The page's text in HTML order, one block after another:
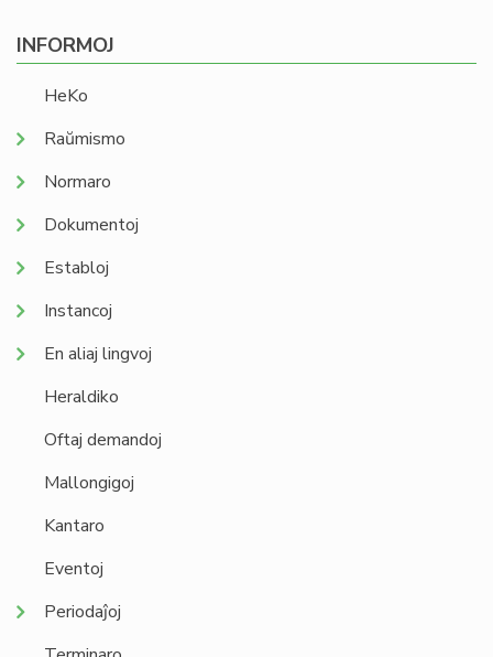
INFORMOJ
HeKo
Raŭmismo
Normaro
Dokumentoj
Establoj
Instancoj
En aliaj lingvoj
Heraldiko
Oftaj demandoj
Mallongigoj
Kantaro
Eventoj
Periodaĵoj